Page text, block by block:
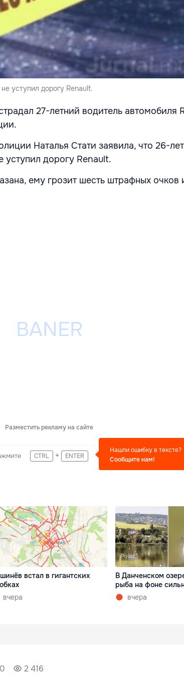
уступил дорогу Renault.
27-летний водитель автомобиля
Наталья Стати заявила, что 26-
уступил дорогу Renault.
ему грозит шесть штрафных очков
Разместить рекламу на сайте
CTRL + ENTER
Нашли ошибку в тексте?
Сообщите нам!
встал в гигантских
вчера
В Данченском
рыба на фоне
вчера
2 416